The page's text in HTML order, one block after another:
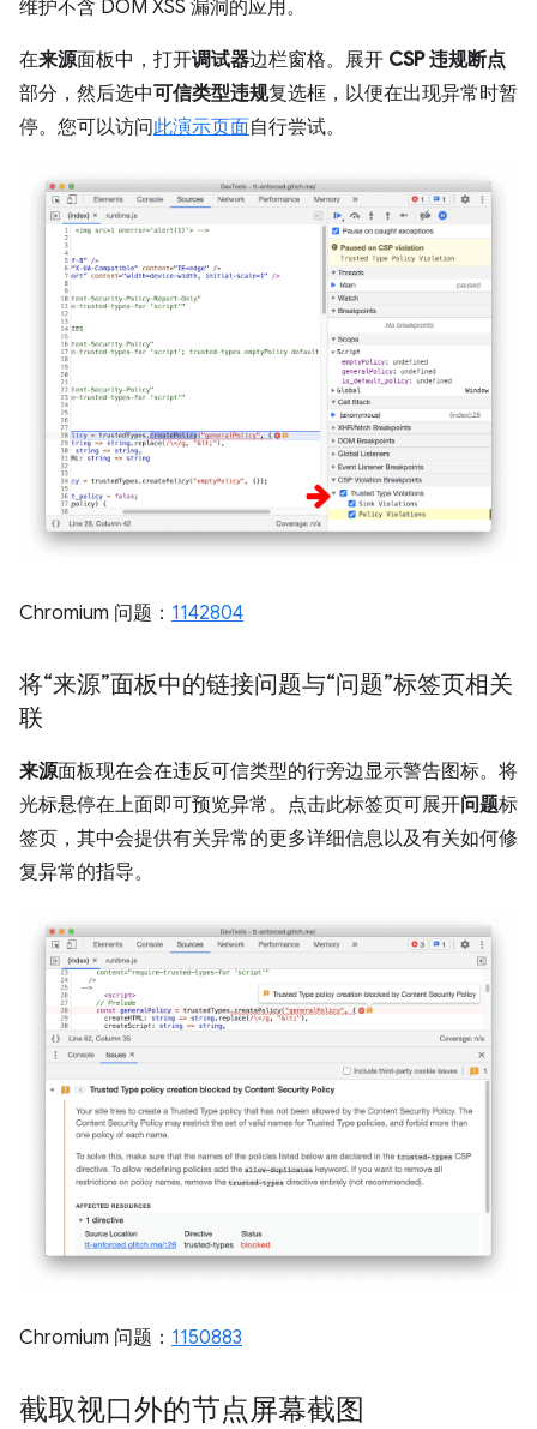
维护不含 DOM XSS 漏洞的应用。
在来源面板中，打开调试器边栏窗格。展开 CSP 违规断点
部分，然后选中可信类型违规复选框，以便在出现异常时暂
停。您可以访问此演示页面自行尝试。
Chromium 问题： 1142804
将“来源”面板中的链接问题与“问题”标签页相关
联
来源面板现在会在违反可信类型的行旁边显示警告图标。将
光标悬停在上面即可预览异常。点击此标签页可展开问题标
签页，其中会提供有关异常的更多详细信息以及有关如何修
复异常的指导。
Chromium 问题： 1150883
截取视口外的节点屏幕截图